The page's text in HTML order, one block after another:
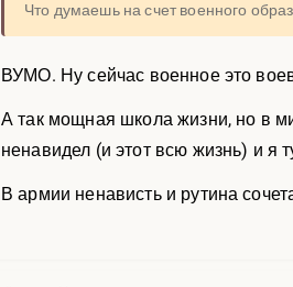
Что думаешь на счет военного
ВУМО. Ну сейчас военное это
А так мощная школа жизни, но в
ненавидел (и этот всю жизнь) и я
В армии ненависть и рутина